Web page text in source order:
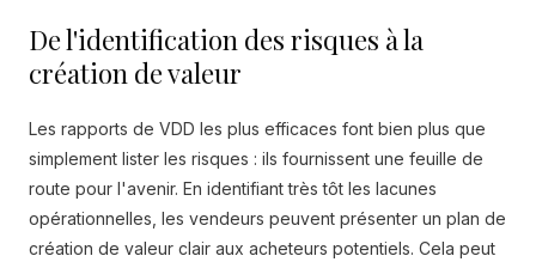
De l'identification des risques à la
création de valeur
Les rapports de VDD les plus efficaces font bien plus que
simplement lister les risques : ils fournissent une feuille de
route pour l'avenir. En identifiant très tôt les lacunes
opérationnelles, les vendeurs peuvent présenter un plan de
création de valeur clair aux acheteurs potentiels. Cela peut